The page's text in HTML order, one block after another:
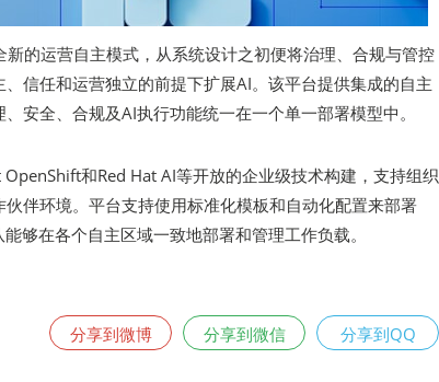
的运营自主模式，从系统设计之初便将治理、合规与管控
信任和运营独立的前提下扩展AI。该平台提供集成的自主
安全、合规及AI执行功能统一在一个单一部署模型中。
和Red Hat AI等开放的企业级技术构建，支持组织
伴环境。平台支持使用标准化模板和自动化配置来部署
够在各个自主区域一致地部署和管理工作负载。
分享到微博 分享到微信 分享到QQ